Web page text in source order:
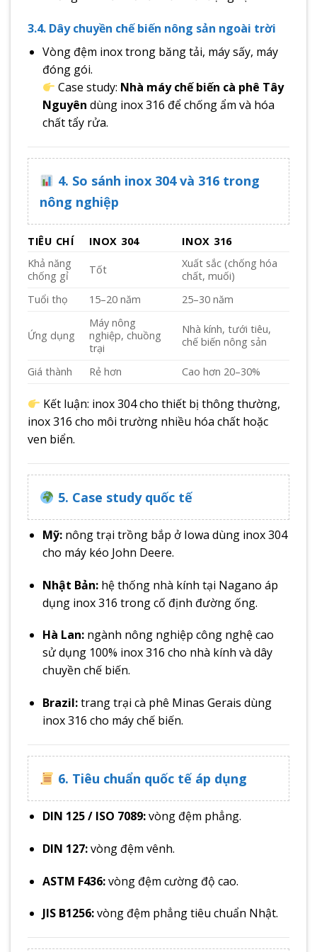
3.4. Dây chuyền chế biến nông sản ngoài trời
Vòng đệm inox trong băng tải, máy sấy, máy
đóng gói.
Case study: Nhà máy chế biến cà phê Tây
Nguyên dùng inox 316 để chống ẩm và hóa
chất tẩy rửa.
4. So sánh inox 304 và 316 trong
nông nghiệp
TIÊU CHÍ INOX 304
INOX 316
Khả năng
chống gỉ
Tốt
Xuất sắc (chống hóa
chất, muối)
Tuổi thọ
15–20 năm 25–30 năm
Ứng dụng
Máy nông
nghiệp, chuồng
trại
Nhà kính, tưới tiêu,
chế biến nông sản
Giá thành Rẻ hơn Cao hơn 20–30%
Kết luận: inox 304 cho thiết bị thông thường,
inox 316 cho môi trường nhiều hóa chất hoặc
ven biển.
5. Case study quốc tế
Mỹ:nông trại trồng bắp ở Iowa dùng inox 304
cho máy kéo John Deere.
Nhật Bản:hệ thống nhà kính tại Nagano áp
dụng inox 316 trong cố định đường ống.
Hà Lan:ngành nông nghiệp công nghệ cao
sử dụng 100% inox 316 cho nhà kính và dây
chuyền chế biến.
Brazil:trang trại cà phê Minas Gerais dùng
inox 316 cho máy chế biến.
6. Tiêu chuẩn quốc tế áp dụng
DIN 125 / ISO 7089:vòng đệm phẳng.
DIN 127:vòng đệm vênh.
ASTM F436:vòng đệm cường độ cao.
JIS B1256:vòng đệm phẳng tiêu chuẩn Nhật.